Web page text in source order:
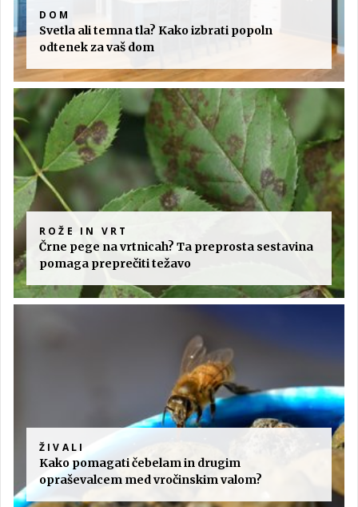
DOM
Svetla ali temna tla? Kako izbrati popoln
odtenek za vaš dom
ROŽE IN VRT
Črne pege na vrtnicah? Ta preprosta sestavina
pomaga preprečiti težavo
ŽIVALI
Kako pomagati čebelam in drugim
opraševalcem med vročinskim valom?